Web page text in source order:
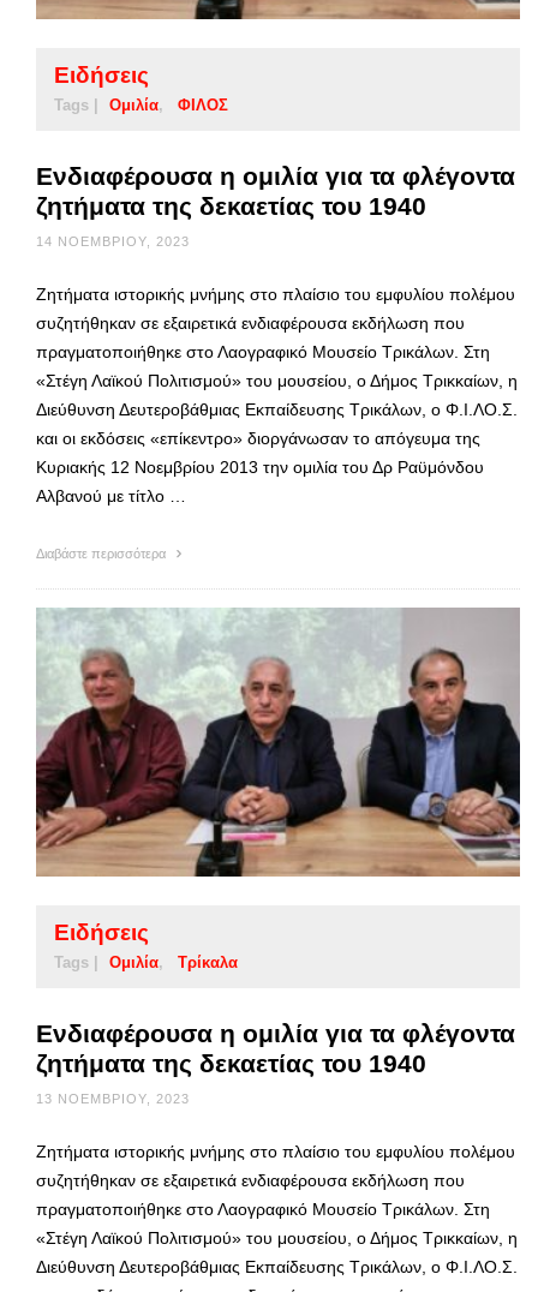
Ειδήσεις
Tags | Ομιλία ΦΙΛΟΣ
Ενδιαφέρουσα η ομιλία για τα φλέγοντα
ζητήματα της δεκαετίας του 1940
14 ΝΟΕΜΒΡΊΟΥ, 2023
Ζητήματα ιστορικής μνήμης στο πλαίσιο του εμφυλίου πολέμου
συζητήθηκαν σε εξαιρετικά ενδιαφέρουσα εκδήλωση που
πραγματοποιήθηκε στο Λαογραφικό Μουσείο Τρικάλων. Στη
«Στέγη Λαϊκού Πολιτισμού» του μουσείου, ο Δήμος Τρικκαίων, η
Διεύθυνση Δευτεροβάθμιας Εκπαίδευσης Τρικάλων, ο Φ.Ι.ΛΟ.Σ.
και οι εκδόσεις «επίκεντρο» διοργάνωσαν το απόγευμα της
Κυριακής 12 Νοεμβρίου 2013 την ομιλία του Δρ Ραϋμόνδου
Αλβανού με τίτλο …
Διαβάστε περισσότερα
Ειδήσεις
Tags | Ομιλία Τρίκαλα
Ενδιαφέρουσα η ομιλία για τα φλέγοντα
ζητήματα της δεκαετίας του 1940
13 ΝΟΕΜΒΡΊΟΥ, 2023
Ζητήματα ιστορικής μνήμης στο πλαίσιο του εμφυλίου πολέμου
συζητήθηκαν σε εξαιρετικά ενδιαφέρουσα εκδήλωση που
πραγματοποιήθηκε στο Λαογραφικό Μουσείο Τρικάλων. Στη
«Στέγη Λαϊκού Πολιτισμού» του μουσείου, ο Δήμος Τρικκαίων, η
Διεύθυνση Δευτεροβάθμιας Εκπαίδευσης Τρικάλων, ο Φ.Ι.ΛΟ.Σ.